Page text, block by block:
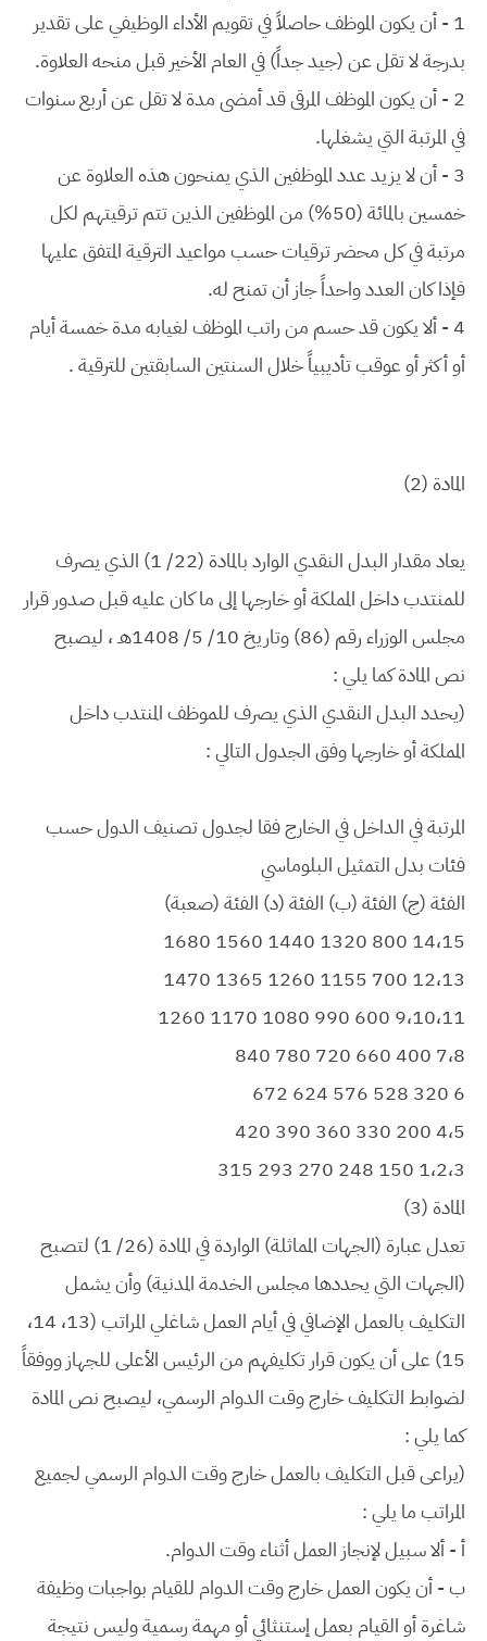
1 - أن يكون الموظف حاصلاً في تقويم الأداء الوظيفي على تقدير
بدرجة لا تقل عن (جيد جداً) في العام الأخير قبل منحه العلاوة.
2 - أن يكون الموظف المرقى قد أمضى مدة لا تقل عن أربع سنوات
في المرتبة التي يشغلها.
3 - أن لا يزيد عدد الموظفين الذي يمنحون هذه العلاوة عن
خمسين بالمائة (50%) من الموظفين الذين تتم ترقيتهم لكل
مرتبة في كل محضر ترقيات حسب مواعيد الترقية المتفق عليها
فإذا كان العدد واحداً جاز أن تمنح له.
4 - ألا يكون قد حسم من راتب الموظف لغيابه مدة خمسة أيام
أو أكثر أو عوقب تأديبياً خلال السنتين السابقتين للترقية .
المادة (2)
يعاد مقدار البدل النقدي الوارد بالمادة (22/ 1) الذي يصرف
للمنتدب داخل المملكة أو خارجها إلى ما كان عليه قبل صدور قرار
مجلس الوزراء رقم (86) وتاريخ 10/ 5/ 1408هـ ، ليصبح
نص المادة كما يلي :
(يحدد البدل النقدي الذي يصرف للموظف المنتدب داخل
المملكة أو خارجها وفق الجدول التالي :
المرتبةفي الداخلفي الخارج فقا لجدول تصنيف الدول حسب
فئات بدل التمثيل البلوماسي
الفئة (ج) الفئة (ب) الفئة (د) الفئة (صعبة)
14،15 800
1320
1440
1560
1680
12،13 700
1155
1260
1365
1470
9،10،11 600
990
1080
1170
1260
7،8 400
660
720
780
840
6
320
528
576
624
672
4،5200
330
360
390
420
1،2،3 150
248
270
293
315
المادة (3)
تعدل عبارة (الجهات المماثلة) الواردة في المادة (26/ 1) لتصبح
(الجهات التي يحددها مجلس الخدمة المدنية) وأن يشمل
التكليف بالعمل الإضافي في أيام العمل شاغلي المراتب (13، 14،
15) على أن يكون قرار تكليفهم من الرئيس الأعلى للجهاز ووفقاً
لضوابط التكليف خارج وقت الدوام الرسمي، ليصبح نص المادة
كما يلي :
(يراعى قبل التكليف بالعمل خارج وقت الدوام الرسمي لجميع
المراتب ما يلي :
أ - ألا سبيل لإنجاز العمل أثناء وقت الدوام.
ب - أن يكون العمل خارج وقت الدوام للقيام بواجبات وظيفة
شاغرة أو القيام بعمل إستنثائي أو مهمة رسمية وليس نتيجة